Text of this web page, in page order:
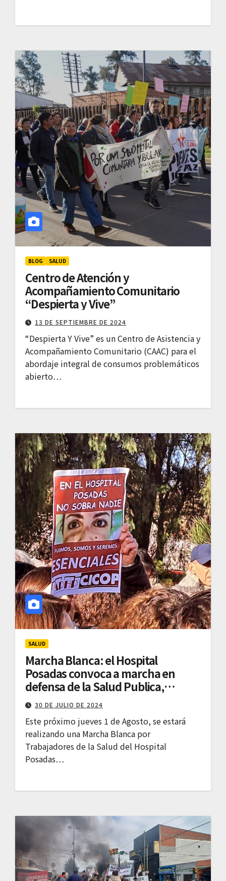
BLOG SALUD
Centro de Atención y
Acompañamiento Comunitario
“Despierta y Vive”
13 DE SEPTIEMBRE DE 2024
“Despierta Y Vive” es un Centro de Asistencia y
Acompañamiento Comunitario (CAAC) para el
abordaje integral de consumos problemáticos
abierto…
SALUD
Marcha Blanca: el Hospital
Posadas convoca a marcha en
defensa de la Salud Publica,
Gratuita y de Calidad
30 DE JULIO DE 2024
Este próximo jueves 1 de Agosto, se estará
realizando una Marcha Blanca por
Trabajadores de la Salud del Hospital
Posadas…